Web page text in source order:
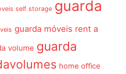
self storage guarda
guarda móveis rent a
volume guarda
home office